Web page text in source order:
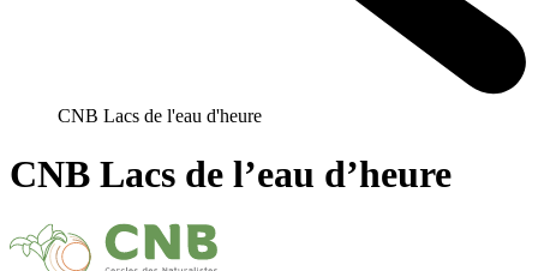
CNB Lacs de l'eau d'heure
CNB Lacs de l’eau d’heure